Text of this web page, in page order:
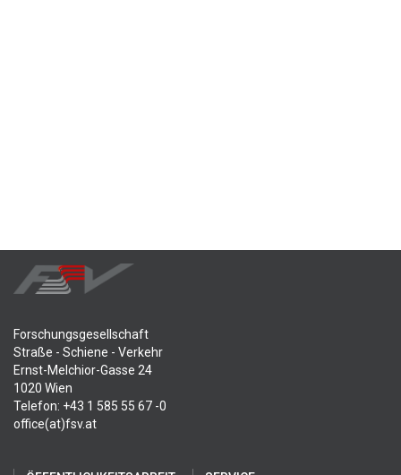
Forschungsgesellschaft
Straße - Schiene - Verkehr
Ernst-Melchior-Gasse 24
1020 Wien
Telefon: +43 1 585 55 67 -0
office(at)fsv.at